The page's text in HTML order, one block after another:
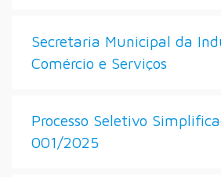
Secretaria Municipal da
Comércio e Serviços
Processo Seletivo
001/2025